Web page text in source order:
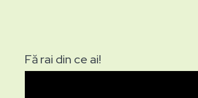
Fă rai din ce ai!